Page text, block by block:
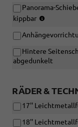
Panorama-
kippbar
entfällt
der
Wahl
Hintere
abgedunkelt
RÄDER &
17''
18''